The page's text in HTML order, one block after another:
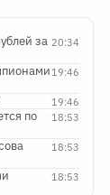
20:34
за
19:46
19:46
18:53
по
18:53
18:53